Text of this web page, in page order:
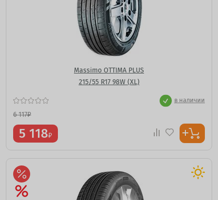
Massimo OTTIMA PLUS
215/55 R17 98W (XL)
в наличии
6 117₽
5 118₽